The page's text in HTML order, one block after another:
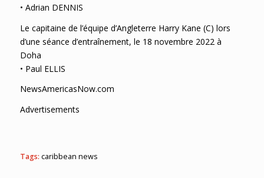
• Adrian DENNIS
Le capitaine de l’équipe d’Angleterre Harry Kane (C) lors
d’une séance d’entraînement, le 18 novembre 2022 à
Doha
• Paul ELLIS
NewsAmericasNow.com
Advertisements
Tags: caribbean news